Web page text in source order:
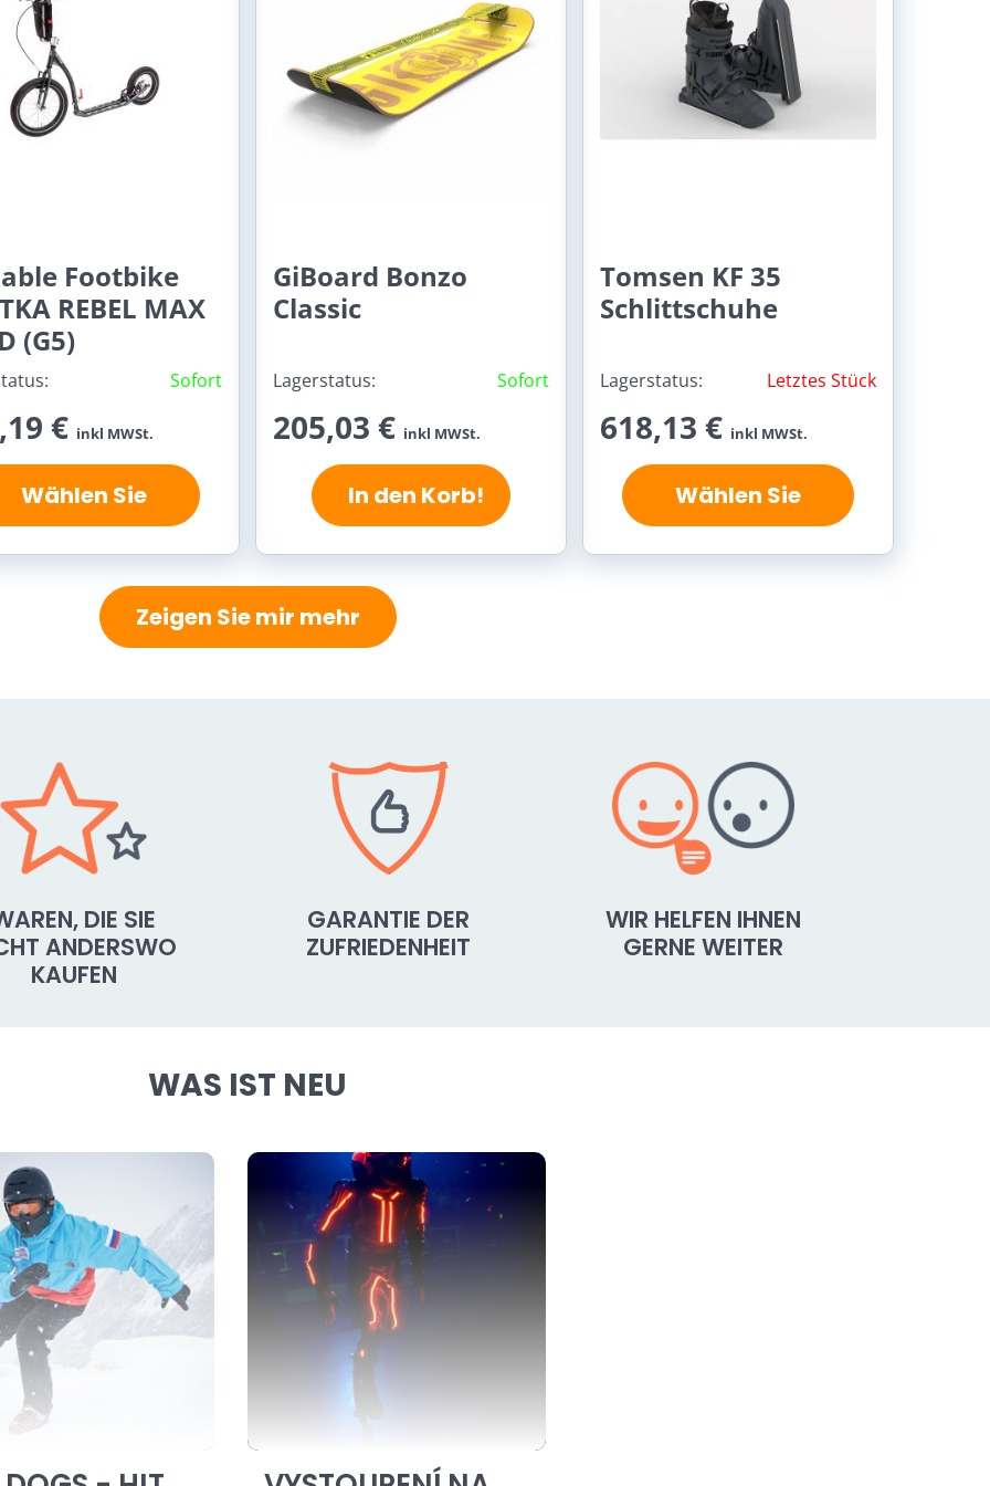
Footbike
REBEL MAX
(G5)
Sofort
€ inkl MWSt.
Wählen Sie
GiBoard Bonzo
Classic
Lagerstatus: Sofort
205,03 € inkl MWSt.
In den Korb!
Tomsen KF 35
Schlittschuhe
Lagerstatus: Letztes Stück
618,13 € inkl MWSt.
Wählen Sie
Zeigen Sie mir mehr
DIE SIE
ANDERSWO
KAUFEN
GARANTIE DER
ZUFRIEDENHEIT
WIR HELFEN IHNEN
GERNE WEITER
WAS IST NEU